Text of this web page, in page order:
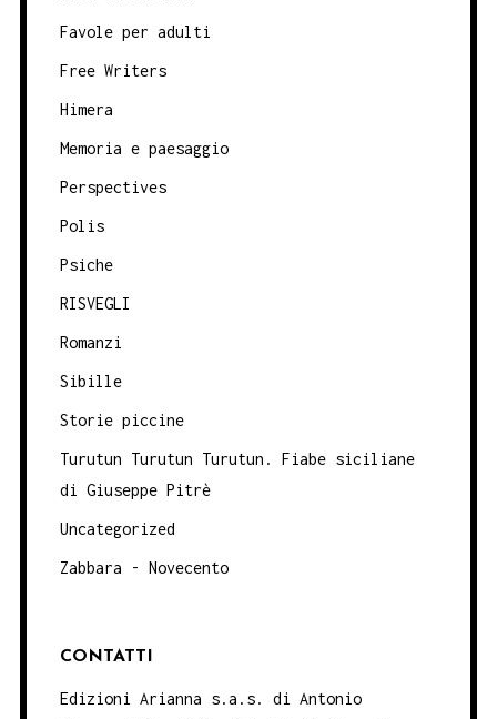
Favole per adulti
Free Writers
Himera
Memoria e paesaggio
Perspectives
Polis
Psiche
RISVEGLI
Romanzi
Sibille
Storie piccine
Turutun Turutun Turutun. Fiabe siciliane
di Giuseppe Pitrè
Uncategorized
Zabbara - Novecento
CONTATTI
Edizioni Arianna s.a.s. di Antonio